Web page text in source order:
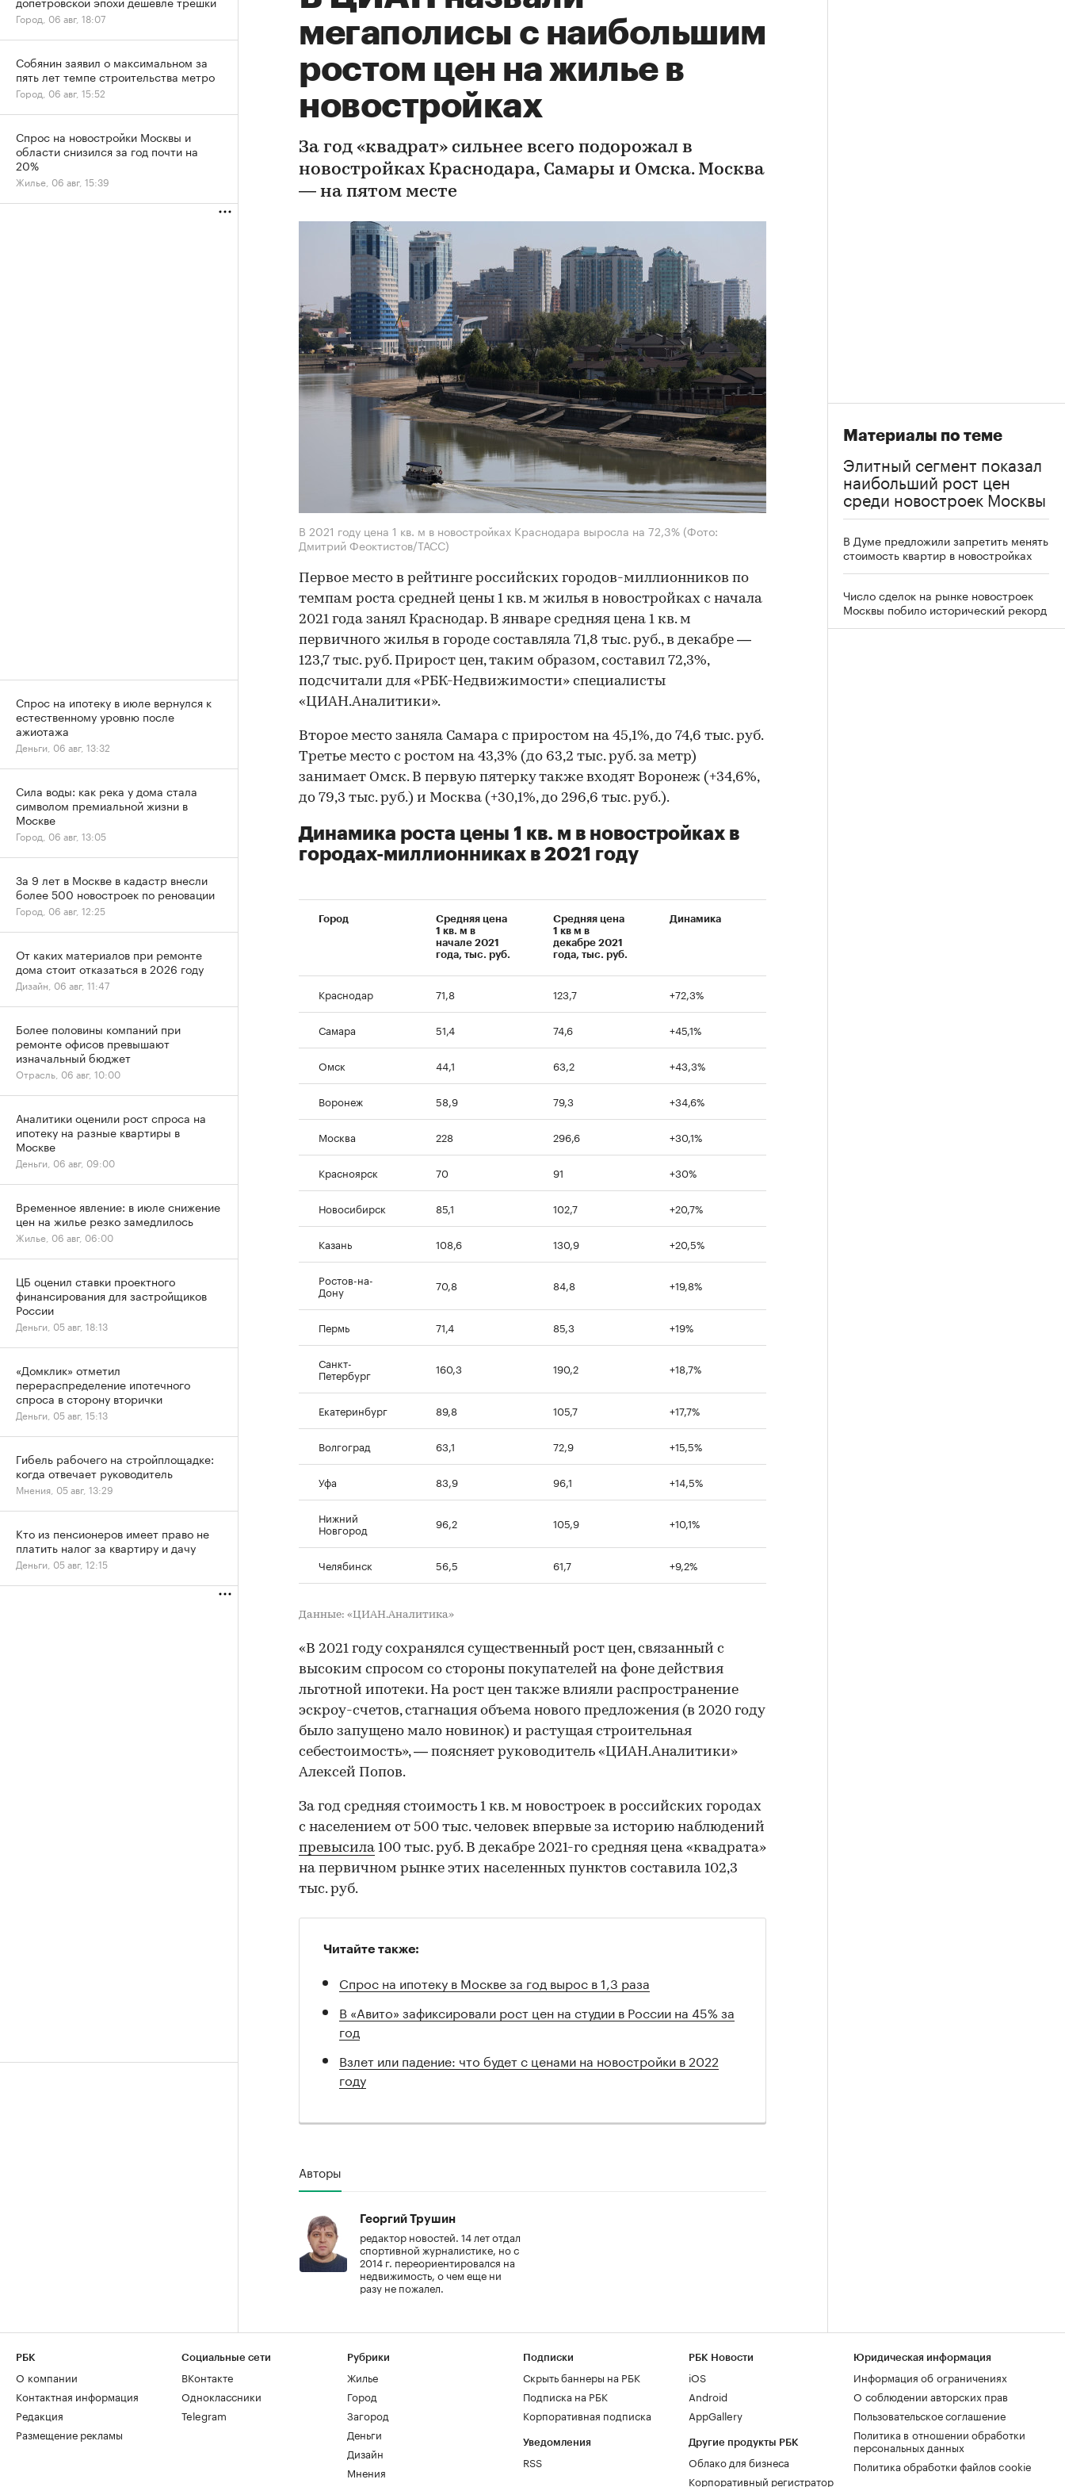
мегаполисы с наибольшим
ростом цен на жилье в
новостройках
За год «квадрат» сильнее всего подорожал в
новостройках Краснодара, Самары и Омска. Москва
— на пятом месте
В 2021 году цена 1 кв. м в новостройках Краснодара выросла на 72,3% (Фото:
Дмитрий Феоктистов/ТАСС)
Первое место в рейтинге российских городов-миллионников по
темпам роста средней цены 1 кв. м жилья в новостройках с начала
2021 года занял Краснодар. В январе средняя цена 1 кв. м
первичного жилья в городе составляла 71,8 тыс. руб., в декабре —
123,7 тыс. руб. Прирост цен, таким образом, составил 72,3%,
подсчитали для «РБК-Недвижимости» специалисты
«ЦИАН.Аналитики».
Второе место заняла Самара с приростом на 45,1%, до 74,6 тыс. руб.
Третье место с ростом на 43,3% (до 63,2 тыс. руб. за метр)
занимает Омск. В первую пятерку также входят Воронеж (+34,6%,
до 79,3 тыс. руб.) и Москва (+30,1%, до 296,6 тыс. руб.).
Динамика роста цены 1 кв. м в новостройках в
городах-миллионниках в 2021 году
Город
Средняя цена
1 кв. м в
начале 2021
года, тыс. руб.
Средняя цена
1 кв м в
декабре 2021
года, тыс. руб.
Динамика
Краснодар 71,8 123,7 +72,3%
Самара 51,4 74,6 +45,1%
Омск 44,1 63,2 +43,3%
Воронеж 58,9 79,3 +34,6%
Москва 228 296,6 +30,1%
Красноярск 70 91 +30%
Новосибирск 85,1 102,7 +20,7%
Казань 108,6 130,9 +20,5%
Ростов-на-
Дону 70,8 84,8 +19,8%
Пермь 71,4 85,3 +19%
Санкт-
Петербург 160,3 190,2 +18,7%
Екатеринбург 89,8 105,7 +17,7%
Волгоград 63,1 72,9 +15,5%
Уфа 83,9 96,1 +14,5%
Нижний
Новгород 96,2 105,9 +10,1%
Челябинск 56,5 61,7 +9,2%
Данные: «ЦИАН.Аналитика»
«В 2021 году сохранялся существенный рост цен, связанный с
высоким спросом со стороны покупателей на фоне действия
льготной ипотеки. На рост цен также влияли распространение
эскроу-счетов, стагнация объема нового предложения (в 2020 году
было запущено мало новинок) и растущая строительная
себестоимость», — поясняет руководитель «ЦИАН.Аналитики»
Алексей Попов.
За год средняя стоимость 1 кв. м новостроек в российских городах
с населением от 500 тыс. человек впервые за историю наблюдений
превысила 100 тыс. руб. В декабре 2021-го средняя цена «квадрата»
на первичном рынке этих населенных пунктов составила 102,3
тыс. руб.
Читайте также:
Спрос на ипотеку в Москве за год вырос в 1,3 раза
В «Авито» зафиксировали рост цен на студии в России на 45% за
год
Взлет или падение: что будет с ценами на новостройки в 2022
году
Авторы
Георгий Трушин
редактор новостей. 14 лет отдал
спортивной журналистике, но с
2014 г. переориентировался на
недвижимость, о чем еще ни
разу не пожалел.
Материалы по теме
Элитный сегмент показал
наибольший рост цен
среди новостроек Москвы
В Думе предложили запретить менять
стоимость квартир в новостройках
Число сделок на рынке новостроек
Москвы побило исторический рекорд
Город, 06 авг, 18:07
Собянин заявил о максимальном за
пять лет темпе строительства метро
Город, 06 авг, 15:52
Спрос на новостройки Москвы и
области снизился за год почти на
20%
Жилье, 06 авг, 15:39
Спрос на ипотеку в июле вернулся к
естественному уровню после
ажиотажа
Деньги, 06 авг, 13:32
Сила воды: как река у дома стала
символом премиальной жизни в
Москве
Город, 06 авг, 13:05
За 9 лет в Москве в кадастр внесли
более 500 новостроек по реновации
Город, 06 авг, 12:25
От каких материалов при ремонте
дома стоит отказаться в 2026 году
Дизайн, 06 авг, 11:47
Более половины компаний при
ремонте офисов превышают
изначальный бюджет
Отрасль, 06 авг, 10:00
Аналитики оценили рост спроса на
ипотеку на разные квартиры в
Москве
Деньги, 06 авг, 09:00
Временное явление: в июле снижение
цен на жилье резко замедлилось
Жилье, 06 авг, 06:00
ЦБ оценил ставки проектного
финансирования для застройщиков
России
Деньги, 05 авг, 18:13
«Домклик» отметил
перераспределение ипотечного
спроса в сторону вторички
Деньги, 05 авг, 15:13
Гибель рабочего на стройплощадке:
когда отвечает руководитель
Мнения, 05 авг, 13:29
Кто из пенсионеров имеет право не
платить налог за квартиру и дачу
Деньги, 05 авг, 12:15
РБК
О компании
Контактная информация
Редакция
Размещение рекламы
Социальные сети
ВКонтакте
Одноклассники
Telegram
Рубрики
Жилье
Город
Загород
Деньги
Дизайн
Мнения
Подписки
Скрыть баннеры на РБК
Подписка на РБК
Корпоративная подписка
Уведомления
RSS
РБК Новости
iOS
Android
AppGallery
Другие продукты РБК
Облако для бизнеса
Корпоративный регистратор
Юридическая информация
Информация об ограничениях
О соблюдении авторских прав
Пользовательское соглашение
Политика в отношении обработки
персональных данных
Политика обработки файлов cookie